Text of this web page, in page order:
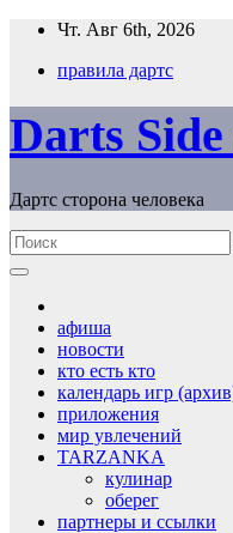
Перейти
содержимому
Чт. Авг 6th, 2026
правила дартс
Darts
Дартс сторона человека
афиша
новости
кто есть кто
календарь игр
приложения
мир увлечений
TARZANKA
кулинар
оберег
партнеры и ссылки